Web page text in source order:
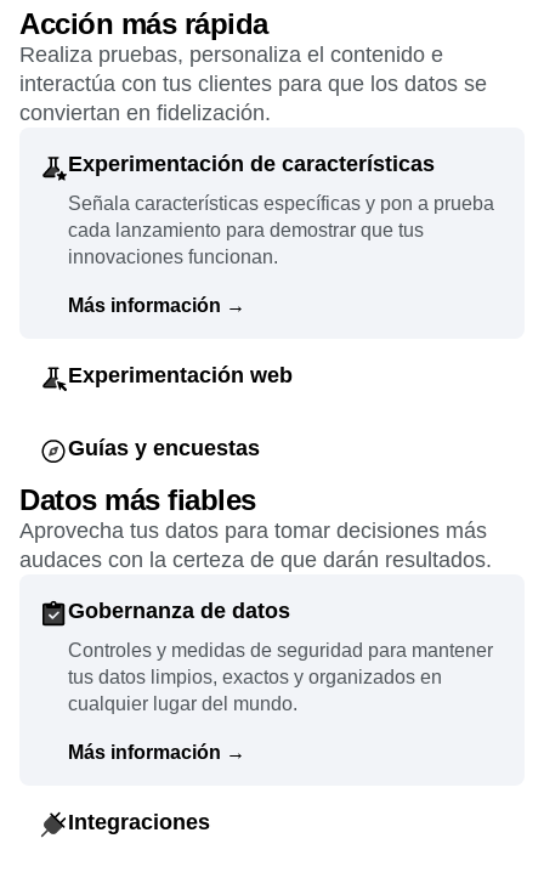
Más información
Observa lo que los usuarios están haciendo
realmente y estudia el comportamiento que hay
detrás de las métricas.
Más información→
Acción más rápida
Realiza pruebas, personaliza el contenido e
interactúa con tus clientes para que los datos se
conviertan en fidelización.
Experimentación de características
Señala características específicas y pon a prueba
cada lanzamiento para demostrar que tus
innovaciones funcionan.
Más información →
Experimentación web
personalizadas tan fáciles de configurar como
Más información
Guías y encuestas
Personaliza la comunicación en la aplicación para
mostrar a los usuarios qué se están perdiendo y
recibir sus comentarios rápidamente.
Datos más fiables
Aprovecha tus datos para tomar decisiones más
audaces con la certeza de que darán resultados.
Gobernanza de datos
Controles y medidas de seguridad para mantener
tus datos limpios, exactos y organizados en
cualquier lugar del mundo.
Más información →
Integraciones